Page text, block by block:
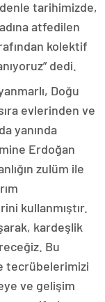
tarihimizde,
atfedilen
kolektif
dedi.
Doğu
evlerinden ve
yanında
Erdoğan
zulüm ile
kullanmıştır.
kardeşlik
Bu
tecrübelerimizi
ve gelişim